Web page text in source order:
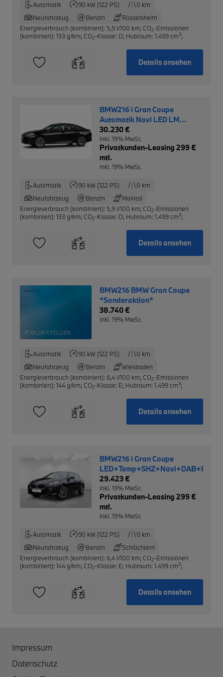
Automatik 90 kW (122 PS)
0 km
Neufahrzeug
Benzin
Rüsselsheim
Energieverbrauch (kombiniert): 5,9 l/100 km; CO2-Emissionen
(kombiniert): 133 g/km; CO2-Klasse: D; Hubraum: 1.499 cm3;
Details ansehen
BMW216 i Gran Coupe
Automatik Navi LED LM
Driving Ass.
30.230 €
inkl. 19% MwSt.
Privatkunden-Leasing 299 €
mtl.
inkl. 19% MwSt.
Automatik 90 kW (122 PS)
0 km
Neufahrzeug
Benzin
Maintal
Energieverbrauch (kombiniert): 5,9 l/100 km; CO2-Emissionen
(kombiniert): 133 g/km; CO2-Klasse: D; Hubraum: 1.499 cm3;
Details ansehen
BMW216 BMW Gran Coupe
*Sonderaktion*
38.740 €
inkl. 19% MwSt.
Automatik 90 kW (122 PS)
0 km
Neufahrzeug
Benzin
Wiesbaden
Energieverbrauch (kombiniert): 6,4 l/100 km; CO2-Emissionen
(kombiniert): 144 g/km; CO2-Klasse: E; Hubraum: 1.499 cm3;
Details ansehen
BMW216 i Gran Coupe
LED+Temp+SHZ+Navi+DAB+RFK
29.423 €
inkl. 19% MwSt.
Privatkunden-Leasing 299 €
mtl.
inkl. 19% MwSt.
Automatik 90 kW (122 PS)
0 km
Neufahrzeug
Benzin
Schlüchtern
Energieverbrauch (kombiniert): 6,4 l/100 km; CO2-Emissionen
(kombiniert): 144 g/km; CO2-Klasse: E; Hubraum: 1.499 cm3;
Details ansehen
Impressum
Datenschutz